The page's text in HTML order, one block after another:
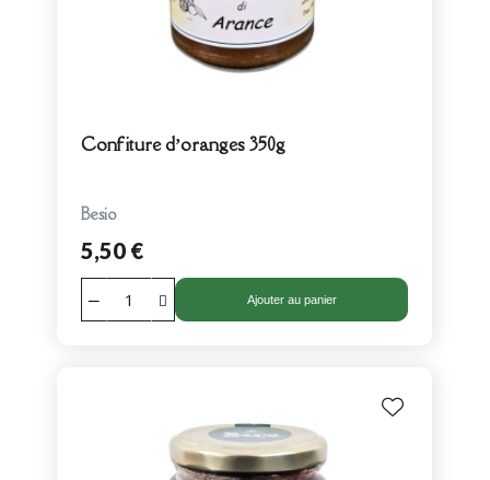
Confiture d’oranges 350g
Besio
5,50 €
Ajouter au panier